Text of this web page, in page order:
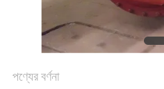
পণ্যের বর্ণনা